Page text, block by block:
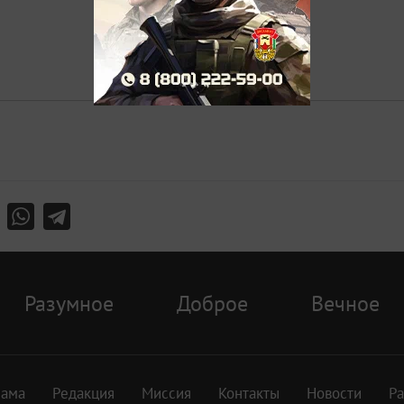
Разумное Доброе Вечное
Редакция Миссия Контакты Новости